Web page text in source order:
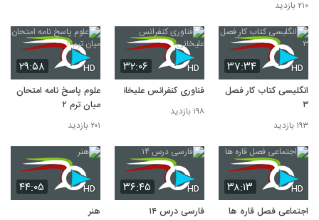
۲۱۰ بازدید
۳۷:۳۴ HD
انگلیسی کتاب کار فصل
۳
۱۹۳ بازدید
۳۲:۰۶ HD
فناوری کنفرانس علیخانی
۱۹۸ بازدید
۲۹:۵۸ HD
علوم پاسخ نامه امتحان
میان ترم ۲
۲۰۱ بازدید
۳۸:۱۳ HD
اجتماعی فصل قاره ها
۳۶:۴۵ HD
فارسی درس ۱۴
۴۴:۰۵ HD
هنر